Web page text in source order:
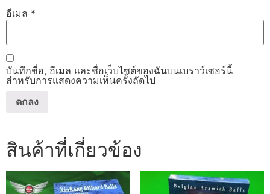
อีเมล *
บันทึกชื่อ, อีเมล และชื่อเว็บไซต์ของฉันบนเบราว์เซอร์นี้
สำหรับการแสดงความเห็นครั้งถัดไป
สินค้าที่เกี่ยวข้อง